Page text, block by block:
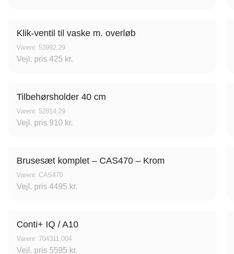
Klik-ventil til vaske m. overløb
Varenr. 53992,29
Vejl. pris 425 kr.
Tilbehørsholder 40 cm
Varenr. 52814,29
Vejl. pris 910 kr.
Brusesæt komplet – CAS470 – Krom
Varenr. CAS470
Vejl. pris 4495 kr.
Conti+ IQ / A10
Varenr. 704311,004
Vejl. pris 5595 kr.